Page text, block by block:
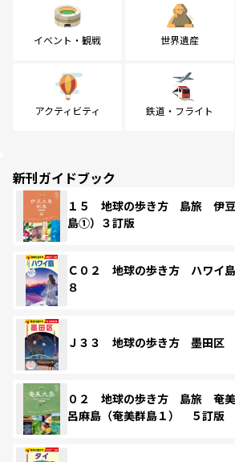
イベント・観戦 世界遺産
アクティビティ 鉄道・フライト
新刊ガイドブック
１５ 地球の歩き方 島旅 伊
島①）３訂版
Ｃ０２ 地球の歩き方 ハワイ
８
Ｊ３３ 地球の歩き方 墨田区
０２ 地球の歩き方 島旅 奄
呂麻島（奄美群島１） ５訂版